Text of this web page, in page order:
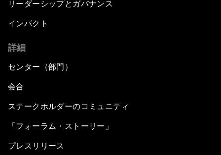
リーダーシップとガバナンス
インパクト
詳細
センター（部門）
会合
ステークホルダーのコミュニティ
「フォーラム・ストーリー」
プレスリリース